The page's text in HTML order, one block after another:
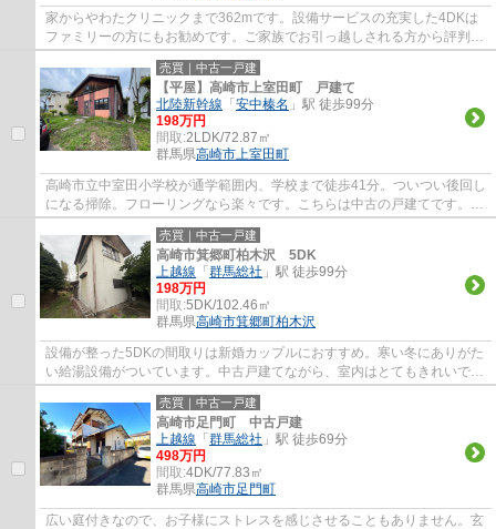
家からやわたクリニックまで362mです。設備サービスの充実した4DKは
ファミリーの方にもお勧めです。ご家族でお引っ越しされる方から評判の
良いオープンキッチン。値段がお手ごろな中古...
売買｜中古一戸建
【平屋】高崎市上室田町 戸建て
北陸新幹線 「 安中榛名 」駅 徒歩99分
198万円
間取:2LDK/72.87㎡
群馬県高崎市上室田町
高崎市立中室田小学校が通学範囲内、学校まで徒歩41分。ついつい後回し
になる掃除。フローリングなら楽々です。こちらは中古の戸建てです。安
心の前面道路6m以上の条件を備えておりま...
売買｜中古一戸建
高崎市箕郷町柏木沢 5DK
上越線 「 群馬総社 」駅 徒歩99分
198万円
間取:5DK/102.46㎡
群馬県高崎市箕郷町柏木沢
設備が整った5DKの間取りは新婚カップルにおすすめ。寒い冬にありがた
い給湯設備がついています。中古戸建てながら、室内はとてもきれいで
す。フローリングなので、どんな世代の方にも...
売買｜中古一戸建
高崎市足門町 中古戸建
上越線 「 群馬総社 」駅 徒歩69分
498万円
間取:4DK/77.83㎡
群馬県高崎市足門町
広い庭付きなので、お子様にストレスを感じさせることもありません。玄